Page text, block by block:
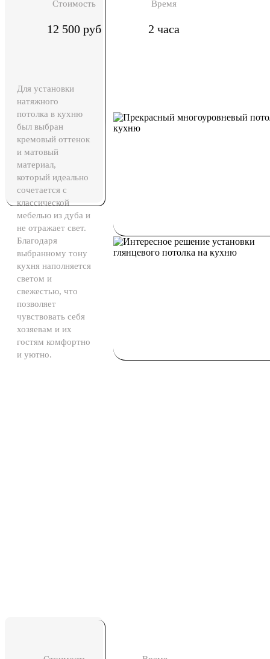
Стоимость Время
12 500 руб 2 часа
Для установки
натяжного
потолка в кухню
был выбран
кремовый оттенок
и матовый
материал,
который идеально
сочетается с
классической
мебелью из дуба и
не отражает свет.
Благодаря
выбранному тону
кухня наполняется
светом и
свежестью, что
позволяет
чувствовать себя
хозяевам и их
гостям комфортно
и уютно.